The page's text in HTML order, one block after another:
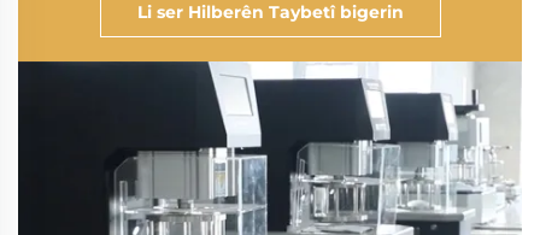
Li ser Hilberên Taybetî bigerin